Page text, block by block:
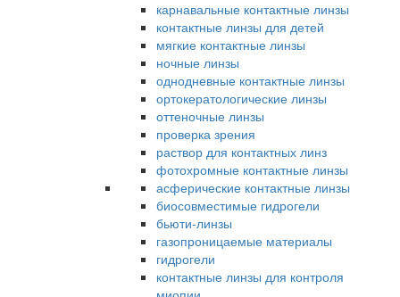
карнавальные контактные линзы
контактные линзы для детей
мягкие контактные линзы
ночные линзы
однодневные контактные линзы
ортокератологические линзы
оттеночные линзы
проверка зрения
раствор для контактных линз
фотохромные контактные линзы
асферические контактные линзы
биосовместимые гидрогели
бьюти-линзы
газопроницаемые материалы
гидрогели
контактные линзы для контроля